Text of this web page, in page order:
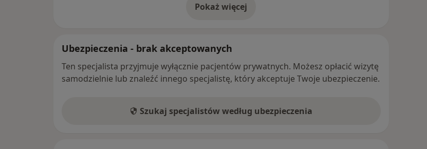
Pokaż więcej
o adresie
Ubezpieczenia - brak akceptowanych
Ten specjalista przyjmuje wyłącznie pacjentów prywatnych. Możesz opłacić wizytę
samodzielnie lub znaleźć innego specjalistę, który akceptuje Twoje ubezpieczenie.
Szukaj specjalistów według ubezpieczenia